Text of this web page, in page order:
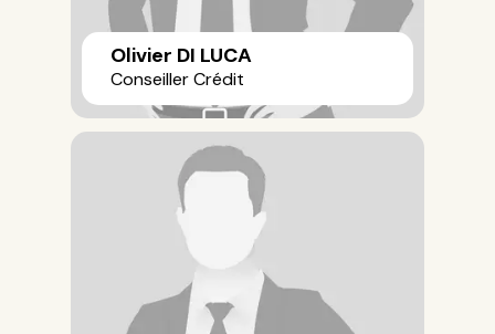
Olivier DI LUCA
Conseiller Crédit